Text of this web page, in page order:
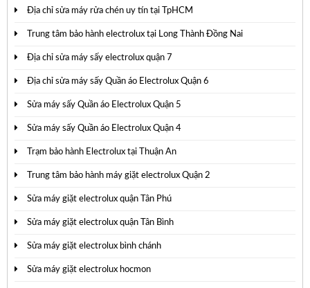
Địa chỉ sửa máy rửa chén uy tín tại TpHCM
Trung tâm bảo hành electrolux tại Long Thành Đồng Nai
Địa chỉ sửa máy sấy electrolux quận 7
Địa chỉ sửa máy sấy Quần áo Electrolux Quận 6
Sửa máy sấy Quần áo Electrolux Quận 5
Sửa máy sấy Quần áo Electrolux Quận 4
Trạm bảo hành Electrolux tại Thuận An
Trung tâm bảo hành máy giặt electrolux Quận 2
Sửa máy giặt electrolux quận Tân Phú
Sửa máy giặt electrolux quận Tân Bình
Sửa máy giặt electrolux bình chánh
Sửa máy giặt electrolux hocmon